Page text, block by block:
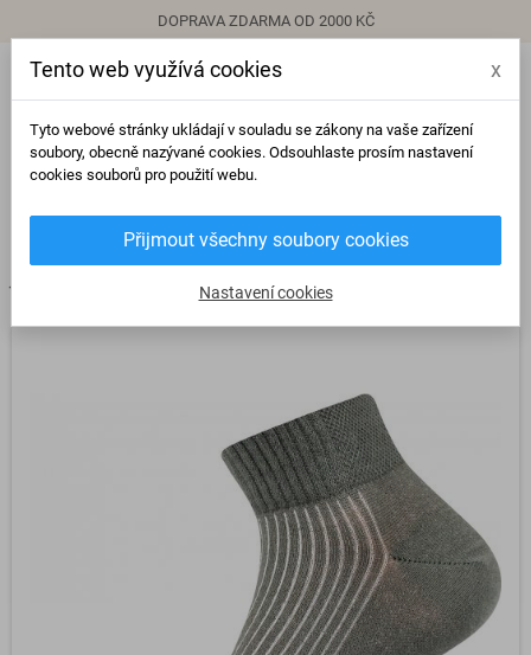
DOPRAVA ZDARMA OD 2000 KČ
view_headline
Přihlásit se
Kotníkové ponožkychevron_right Barevné ponožky kotníkové Setr khaki
Tento web využívá cookies x
Tyto webové stránky ukládají v souladu se zákony na vaše zařízení
soubory, obecně nazývané cookies. Odsouhlaste prosím nastavení
cookies souborů pro použití webu.
Přijmout všechny soubory cookies
Nastavení cookies